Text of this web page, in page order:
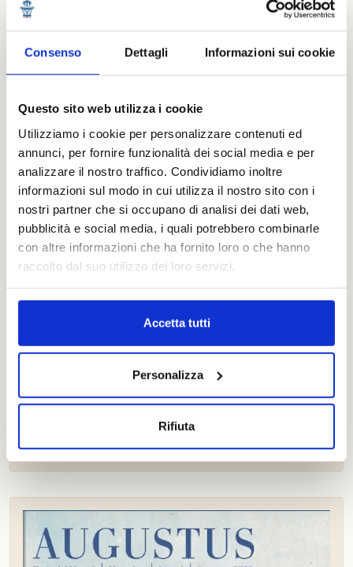
Consenso Dettagli Informazioni sui cookie
Questo sito web utilizza i cookie
Utilizziamo i cookie per personalizzare contenuti ed
annunci, per fornire funzionalità dei social media e per
analizzare il nostro traffico. Condividiamo inoltre
informazioni sul modo in cui utilizza il nostro sito con i
nostri partner che si occupano di analisi dei dati web,
pubblicità e social media, i quali potrebbero combinarle
con altre informazioni che ha fornito loro o che hanno
raccolto dal suo utilizzo dei loro servizi.
Accetta tutti
Personalizza
Rifiuta
Augustus Magazine Summer 2024